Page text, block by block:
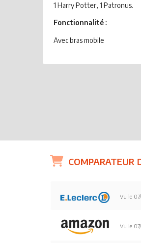
1 Harry Potter, 1 Patronus.
Fonctionnalité :
Avec bras mobile
COMPARATEUR
Vu le
Vu le